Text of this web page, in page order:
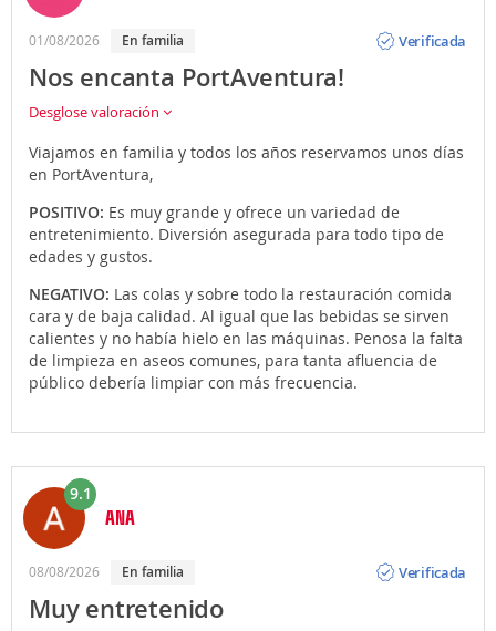
01/08/2026 En familia
Verificada
Nos encanta PortAventura!
Desglose valoración
Viajamos en familia y todos los años reservamos unos días
en PortAventura,
POSITIVO: Es muy grande y ofrece un variedad de
entretenimiento. Diversión asegurada para todo tipo de
edades y gustos.
NEGATIVO: Las colas y sobre todo la restauración comida
cara y de baja calidad. Al igual que las bebidas se sirven
calientes y no había hielo en las máquinas. Penosa la falta
de limpieza en aseos comunes, para tanta afluencia de
público debería limpiar con más frecuencia.
9.1
ANA
08/08/2026 En familia
Verificada
Muy entretenido